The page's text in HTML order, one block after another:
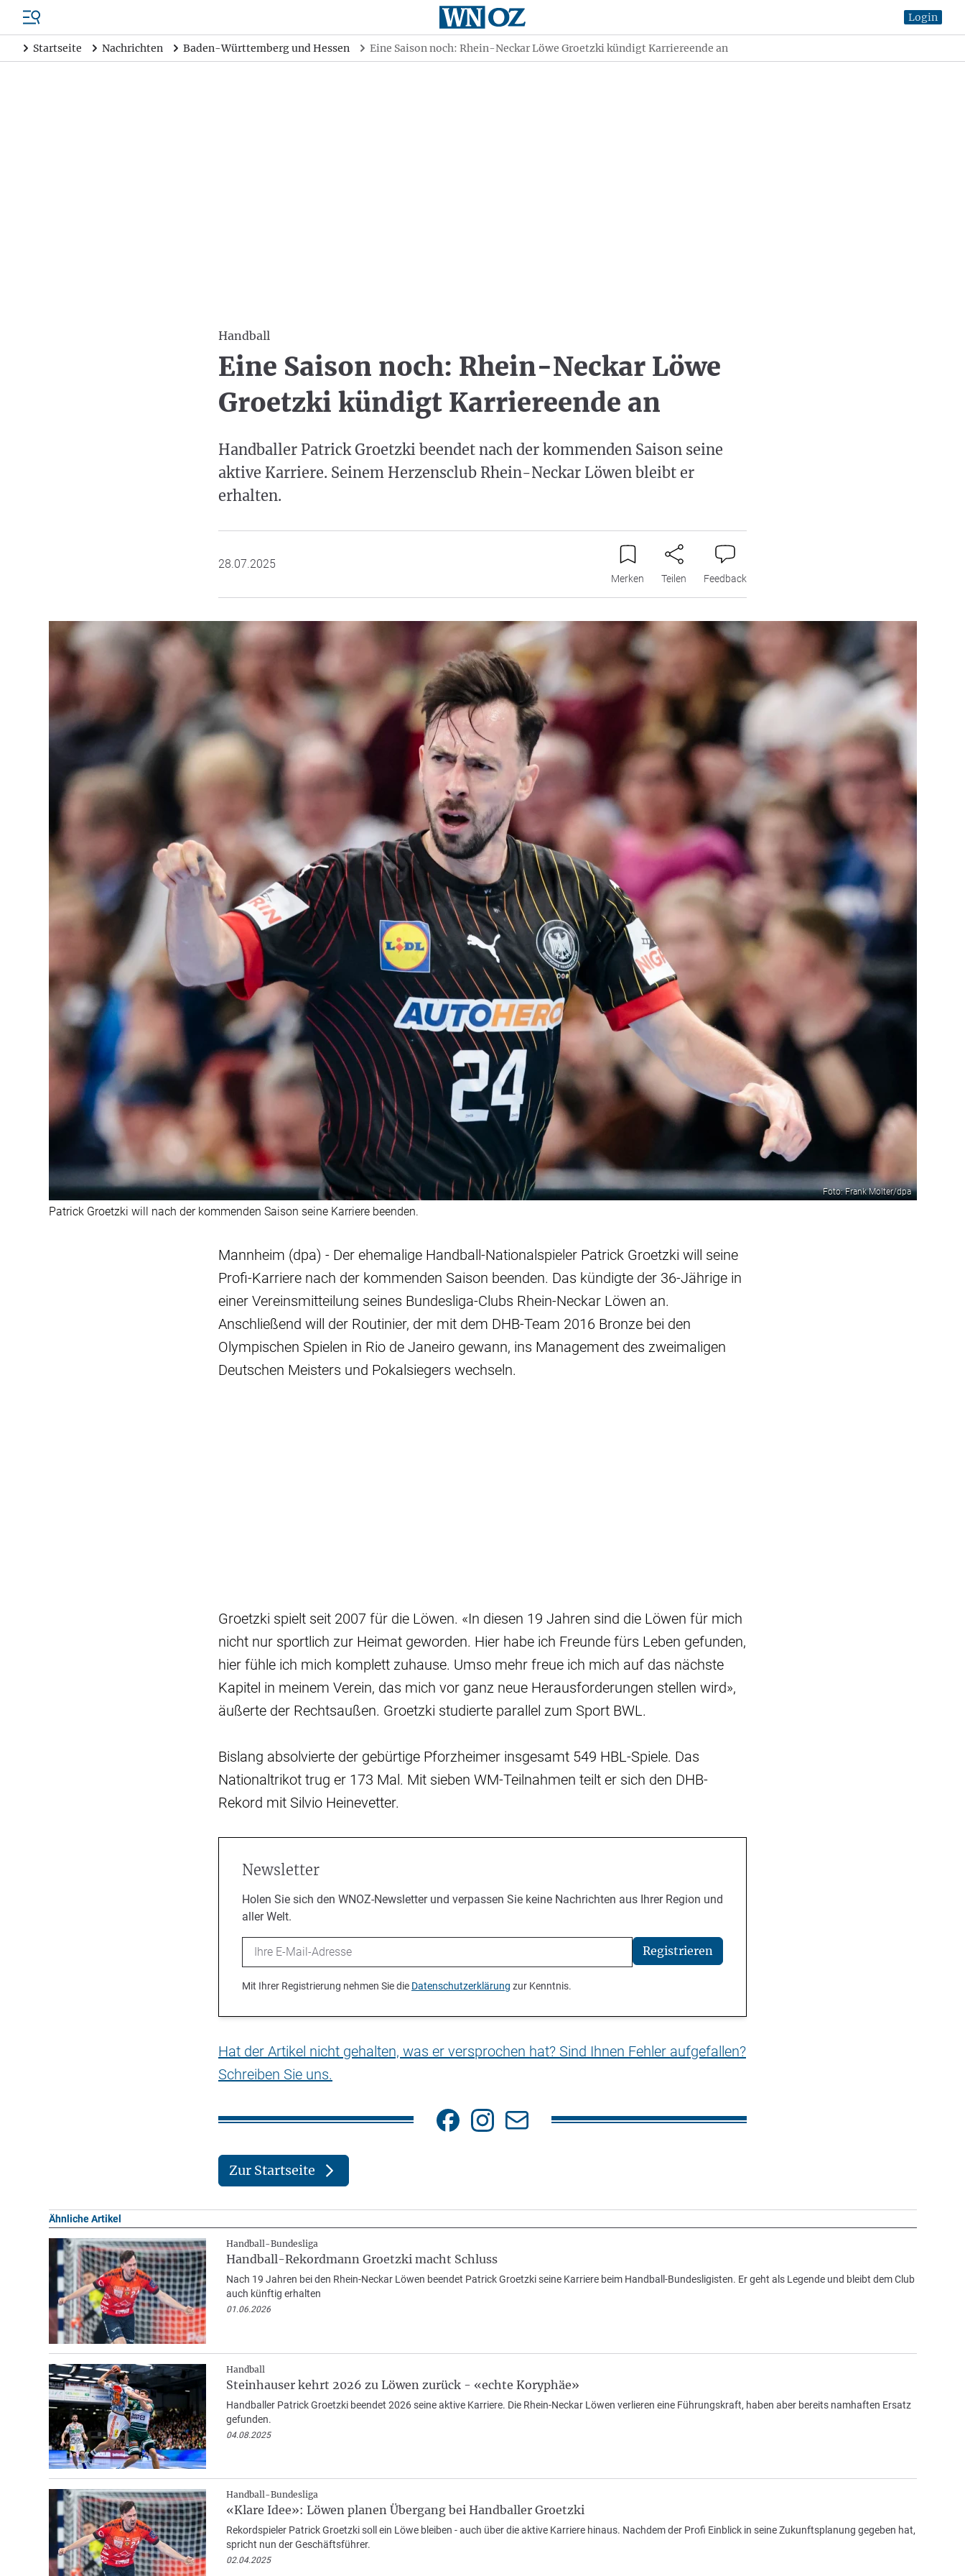
Login
Startseite Nachrichten Baden-Württemberg und Hessen Eine Saison noch: Rhein-Neckar Löwe Groetzki kündigt Karriereende an
Handball
Eine Saison noch: Rhein-Neckar Löwe
Groetzki kündigt Karriereende an
Handballer Patrick Groetzki beendet nach der kommenden Saison seine
aktive Karriere. Seinem Herzensclub Rhein-Neckar Löwen bleibt er
erhalten.
28.07.2025
Merken Teilen Feedback
Foto: Frank Molter/dpa
Patrick Groetzki will nach der kommenden Saison seine Karriere beenden.
Mannheim (dpa) - Der ehemalige Handball-Nationalspieler Patrick Groetzki will seine
Profi-Karriere nach der kommenden Saison beenden. Das kündigte der 36-Jährige in
einer Vereinsmitteilung seines Bundesliga-Clubs Rhein-Neckar Löwen an.
Anschließend will der Routinier, der mit dem DHB-Team 2016 Bronze bei den
Olympischen Spielen in Rio de Janeiro gewann, ins Management des zweimaligen
Deutschen Meisters und Pokalsiegers wechseln.
Groetzki spielt seit 2007 für die Löwen. «In diesen 19 Jahren sind die Löwen für mich
nicht nur sportlich zur Heimat geworden. Hier habe ich Freunde fürs Leben gefunden,
hier fühle ich mich komplett zuhause. Umso mehr freue ich mich auf das nächste
Kapitel in meinem Verein, das mich vor ganz neue Herausforderungen stellen wird»,
äußerte der Rechtsaußen. Groetzki studierte parallel zum Sport BWL.
Bislang absolvierte der gebürtige Pforzheimer insgesamt 549 HBL-Spiele. Das
Nationaltrikot trug er 173 Mal. Mit sieben WM-Teilnahmen teilt er sich den DHB-
Rekord mit Silvio Heinevetter.
Newsletter
Holen Sie sich den WNOZ-Newsletter und verpassen Sie keine Nachrichten aus Ihrer Region und
aller Welt.
Email Registrieren
Mit Ihrer Registrierung nehmen Sie die Datenschutzerklärung zur Kenntnis.
Hat der Artikel nicht gehalten, was er versprochen hat? Sind Ihnen Fehler aufgefallen?
Schreiben Sie uns.
Zur Startseite
Ähnliche Artikel
Handball-Bundesliga
Handball-Rekordmann Groetzki macht Schluss
Nach 19 Jahren bei den Rhein-Neckar Löwen beendet Patrick Groetzki seine Karriere beim Handball-Bundesligisten. Er geht als Legende und bleibt dem Club
auch künftig erhalten
01.06.2026
Handball
Steinhauser kehrt 2026 zu Löwen zurück - «echte Koryphäe»
Handballer Patrick Groetzki beendet 2026 seine aktive Karriere. Die Rhein-Neckar Löwen verlieren eine Führungskraft, haben aber bereits namhaften Ersatz
gefunden.
04.08.2025
Handball-Bundesliga
«Klare Idee»: Löwen planen Übergang bei Handballer Groetzki
Rekordspieler Patrick Groetzki soll ein Löwe bleiben - auch über die aktive Karriere hinaus. Nachdem der Profi Einblick in seine Zukunftsplanung gegeben hat,
spricht nun der Geschäftsführer.
02.04.2025